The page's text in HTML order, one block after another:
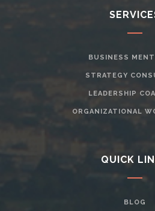
BUSINESS
STRATEGY
LEADERSHIP
ORGANIZATIONAL
QUICK
BLOG